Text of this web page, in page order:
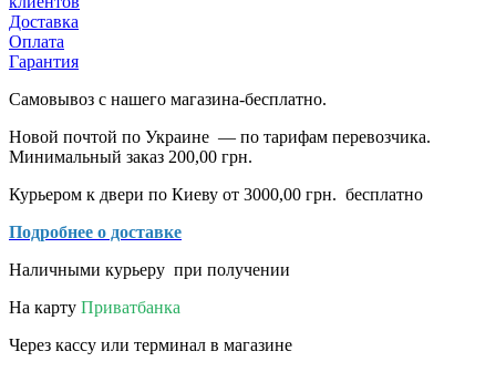
Доставка
Оплата
Гарантия
Самовывоз с нашего магазина-бесплатно.
Новой почтой по Украине — по тарифам перевозчика.
Минимальный заказ 200,00 грн.
Курьером к двери по Киеву от 3000,00 грн. бесплатно
Подробнее о доставке
Наличными курьеру при получении
На карту Приватбанка
Через кассу или терминал в магазине